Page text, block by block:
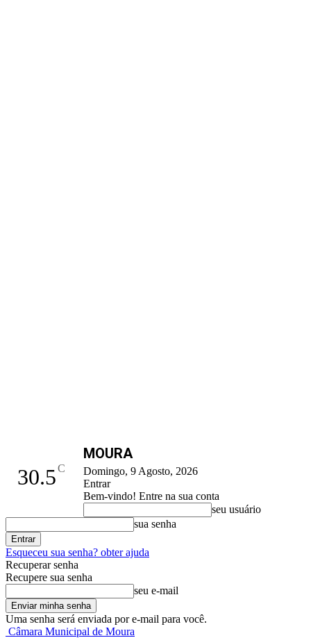
30.5C
MOURA
Domingo, 9 Agosto, 2026
Entrar
Bem-vindo! Entre na sua conta
seu usuário
sua senha
Esqueceu sua senha? obter ajuda
Recuperar senha
Recupere sua senha
seu e-mail
Uma senha será enviada por e-mail para você.
Câmara Municipal de Moura